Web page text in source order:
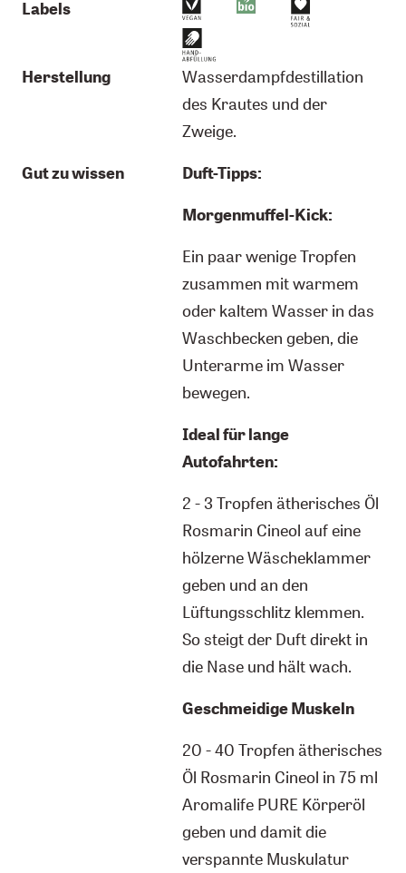
Labels
Herstellung
Wasserdampfdestillation
des Krautes und der
Zweige.
Gut zu wissen
Duft-Tipps:
Morgenmuffel-Kick:
Ein paar wenige Tropfen
zusammen mit warmem
oder kaltem Wasser in das
Waschbecken geben, die
Unterarme im Wasser
bewegen.
Ideal für lange
Autofahrten:
2 - 3 Tropfen ätherisches Öl
Rosmarin Cineol auf eine
hölzerne Wäscheklammer
geben und an den
Lüftungsschlitz klemmen.
So steigt der Duft direkt in
die Nase und hält wach.
Geschmeidige Muskeln
20 - 40 Tropfen ätherisches
Öl Rosmarin Cineol in 75 ml
Aromalife PURE Körperöl
geben und damit die
verspannte Muskulatur